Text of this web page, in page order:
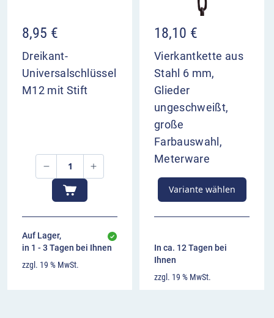
8,95 €
Dreikant-
Universalschlüssel
M12 mit Stift
Auf Lager,
in 1 - 3 Tagen bei Ihnen
zzgl. 19 % MwSt.
18,10 €
Vierkantkette aus
Stahl 6 mm,
Glieder
ungeschweißt,
große
Farbauswahl,
Meterware
Variante wählen
In ca. 12 Tagen bei
Ihnen
zzgl. 19 % MwSt.